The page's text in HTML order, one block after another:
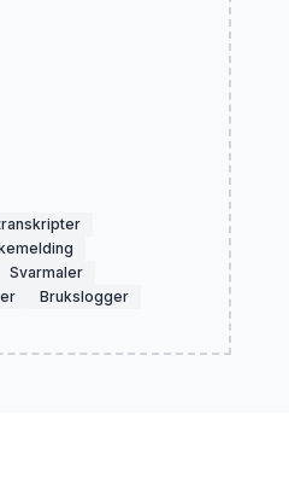
Svarmaler
Brukslogger